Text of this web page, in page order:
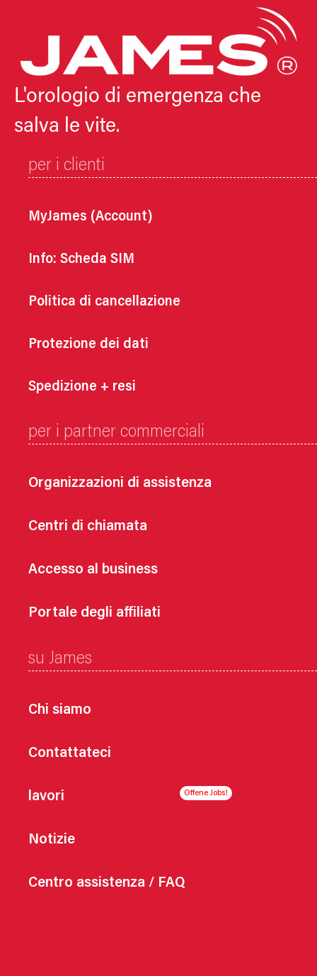
L'orologio di emergenza che
salva le vite.
per i clienti
MyJames (Account)
Info: Scheda SIM
Politica di cancellazione
Protezione dei dati
Spedizione + resi
per i partner commerciali
Organizzazioni di assistenza
Centri di chiamata
Accesso al business
Portale degli affiliati
su James
Chi siamo
Contattateci
lavori
Notizie
Centro assistenza / FAQ